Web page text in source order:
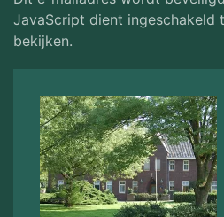
JavaScript dient ingeschakeld
bekijken.